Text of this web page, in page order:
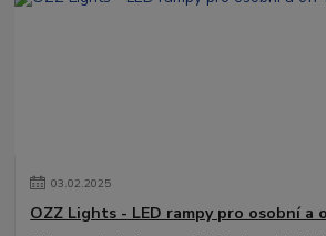
03.02.2025
OZZ Lights - LED rampy pro osobní a